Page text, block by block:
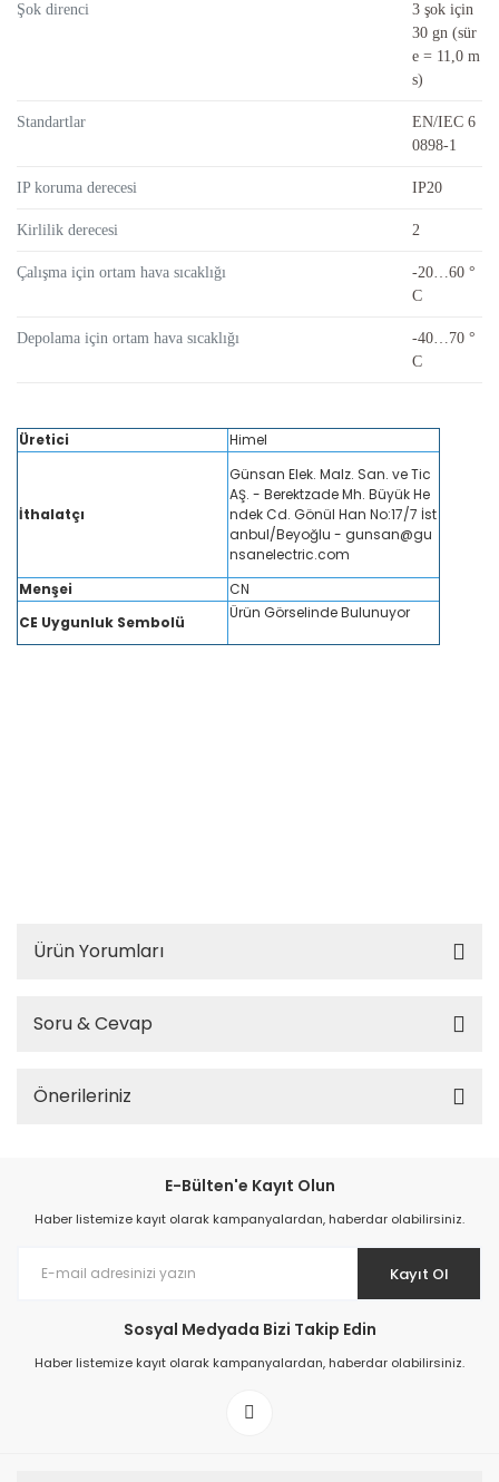
Şok direnci
3 şok için
30 gn (sür
e = 11,0 m
s)
Standartlar
EN/IEC 6
0898-1
IP koruma derecesi IP20
Kirlilik derecesi 2
Çalışma için ortam hava sıcaklığı
-20…60 °
C
Depolama için ortam hava sıcaklığı
-40…70 °
C
Üretici Himel
İthalatçı
Günsan Elek. Malz. San. ve Tic
AŞ. - Berektzade Mh. Büyük He
ndek Cd. Gönül Han No:17/7 İst
anbul/Beyoğlu - gunsan@gu
nsanelectric.com
Menşei
CN
CE Uygunluk Sembolü
Ürün Görselinde Bulunuyor
Ürün Yorumları
Soru & Cevap
Önerileriniz
E-Bülten'e Kayıt Olun
Haber listemize kayıt olarak kampanyalardan, haberdar olabilirsiniz.
Kayıt Ol
Sosyal Medyada Bizi Takip Edin
Haber listemize kayıt olarak kampanyalardan, haberdar olabilirsiniz.